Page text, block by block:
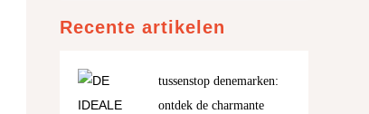
Recente artikelen
tussenstop denemarken:
ontdek de charmante